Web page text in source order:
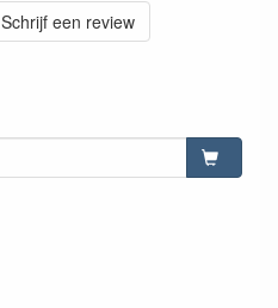
Schrijf een review